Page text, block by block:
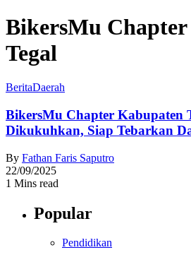
BikersMu
Tegal
BeritaDaerah
BikersMu Chapter Kabupaten
Dikukuhkan, Siap Tebarkan
By Fathan Faris Saputro
22/09/2025
1 Mins read
Popular
Pendidikan